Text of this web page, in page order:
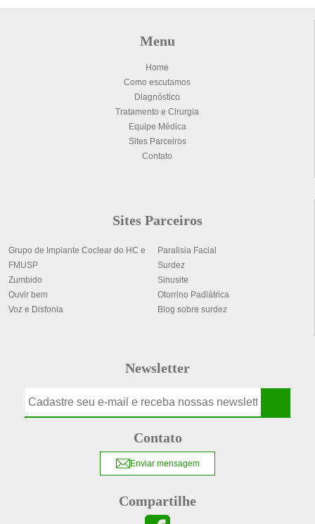
Menu
Home
Como escutamos
Diagnóstico
Tratamento e Cirurgia
Equipe Médica
Sites Parceiros
Contato
Sites Parceiros
Grupo de Implante Coclear do HC e
FMUSP
Paralisia Facial
Surdez
Zumbido
Sinusite
Ouvir bem
Otorrino Padiátrica
Voz e Disfonia
Blog sobre surdez
Newsletter
Contato
Enviar mensagem
Compartilhe